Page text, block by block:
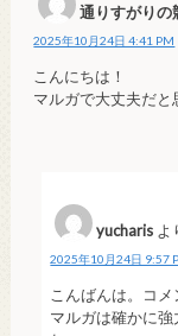
通りすがりの
2025年10月24日 4:41 PM
こんにちは！
マルガで大丈夫だと
yucharis よ
2025年10月24日 9:57
こんばんは。コメ
マルガは確かに